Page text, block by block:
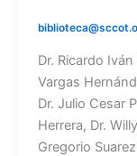
Dr. Ricardo
Vargas
Dr. Julio Cesar
Herrera, Dr.
Gregorio